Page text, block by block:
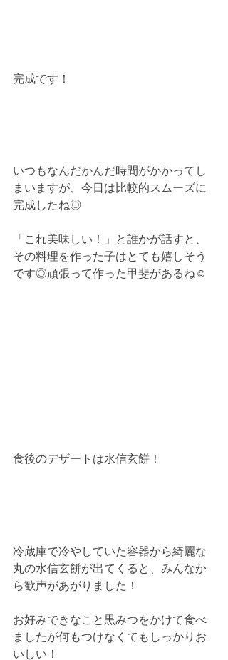
完成です！
いつもなんだかんだ時間がかかってし
まいますが、今日は比較的スムーズに
完成したね◎
「これ美味しい！」と誰かが話すと、
その料理を作った子はとても嬉しそう
です◎頑張って作った甲斐があるね☺︎
食後のデザートは水信玄餅！
冷蔵庫で冷やしていた容器から綺麗な
丸の水信玄餅が出てくると、みんなか
ら歓声があがりました！
お好みできなこと黒みつをかけて食べ
ましたが何もつけなくてもしっかりお
いしい！